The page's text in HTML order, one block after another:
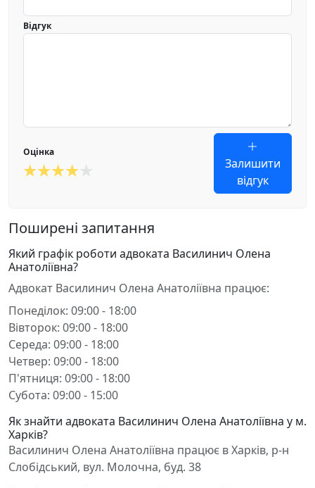
Відгук
Оцінка
Залишити
відгук
Поширені запитання
Який графік роботи адвоката Василинич Олена
Анатоліївна?
Адвокат Василинич Олена Анатоліївна працює:
Понеділок: 09:00 - 18:00
Вівторок: 09:00 - 18:00
Середа: 09:00 - 18:00
Четвер: 09:00 - 18:00
П'ятниця: 09:00 - 18:00
Субота: 09:00 - 15:00
Як знайти адвоката Василинич Олена Анатоліївна у м.
Харків?
Василинич Олена Анатоліївна працює в Харків, р-н
Слобідський, вул. Молочна, буд. 38